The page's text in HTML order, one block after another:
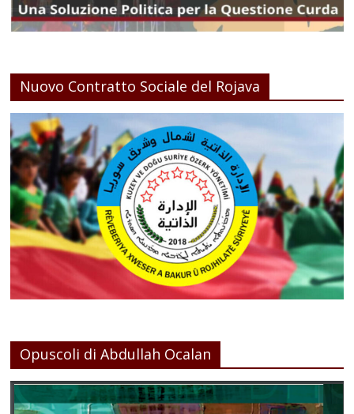
Nuovo Contratto Sociale del Rojava
Opuscoli di Abdullah Ocalan